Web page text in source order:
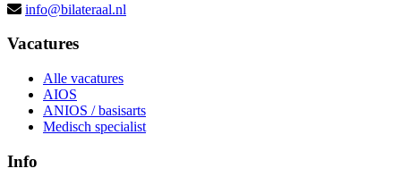
info@bilateraal.nl
Vacatures
Alle vacatures
AIOS
ANIOS / basisarts
Medisch specialist
Info